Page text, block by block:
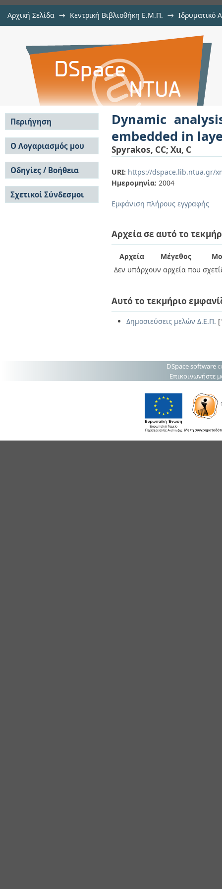
Αρχική Σελίδα → Κεντρική Βιβλιοθήκη Ε.Μ.Π. → Ιδρυματικό
Dynamic analysis of flexible
soils by hybrid BEM-FEM
Dynamic
embedded in
Spyrakos, CC; Xu, C
URI: https://dspace.lib.ntua.gr/
Ημερομηνία: 2004
Εμφάνιση πλήρους εγγραφής
Αρχεία σε αυτό το
Αρχεία Μέγεθος
Δεν υπάρχουν αρχεία που
Αυτό το τεκμήριο
Δημοσιεύσεις μελών Δ.Ε.Π.
Περιήγηση
Σε όλο το DSpace
Κοινότητες & Συλλογές
Ανά Ημερομηνία
Έκδοσης
Συγγραφείς
Τίτλοι
Θέματα
Ο Λογαριασμός μου
Σύνδεση
Εγγραφή
Οδηγίες / Βοήθεια
Οδηγίες Υποβολής
Οδηγίες Χρήσης ΙΑ
Συχνές Ερωτήσεις
Σχετικοί Σύνδεσμοι
DSpace software
Επικοινωνήστε